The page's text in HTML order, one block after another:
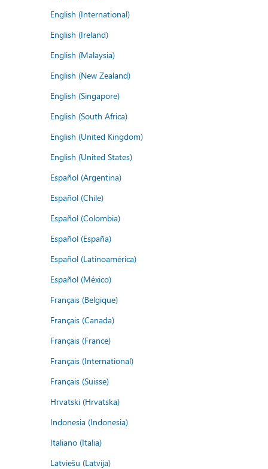
English (International)
English (Ireland)
English (Malaysia)
English (New Zealand)
English (Singapore)
English (South Africa)
English (United Kingdom)
English (United States)
Español (Argentina)
Español (Chile)
Español (Colombia)
Español (España)
Español (Latinoamérica)
Español (México)
Français (Belgique)
Français (Canada)
Français (France)
Français (International)
Français (Suisse)
Hrvatski (Hrvatska)
Indonesia (Indonesia)
Italiano (Italia)
Latviešu (Latvija)